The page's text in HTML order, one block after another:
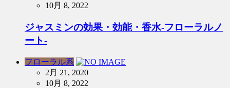
10月 8, 2022
ジャスミンの効果・効能・香水-フローラルノ
ート-
フローラル系
2月 21, 2020
10月 8, 2022